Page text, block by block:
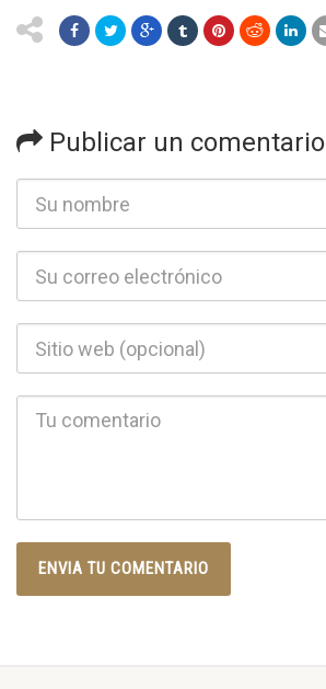
Publicar un comentario